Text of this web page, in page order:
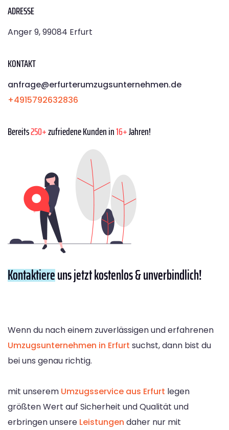
ADRESSE
Anger 9, 99084 Erfurt
KONTAKT
anfrage@erfurterumzugsunternehmen.de
+4915792632836
Bereits250+zufriedene Kunden in16+Jahren!
Kontaktiereuns jetzt kostenlos & unverbindlich!
Wenn du nach einem zuverlässigen und erfahrenen
Umzugsunternehmen in Erfurt suchst, dann bist du
bei uns genau richtig.
mit unserem Umzugsservice aus Erfurt legen
größten Wert auf Sicherheit und Qualität und
erbringen unsere Leistungen daher nur mit